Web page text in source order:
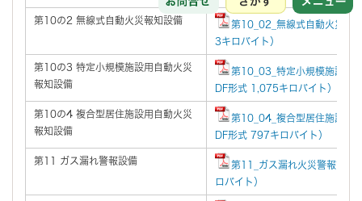
第10の2 無線式自動火災報知設備
第10_02_無線式自動火災報
3キロバイト）
第10の3 特定小規模施設用自動火災
報知設備
第10_03_特定小規模施設用
DF形式 1,075キロバイト）
第10の4 複合型居住施設用自動火災
報知設備
第10_04_複合型居住施設用
DF形式 797キロバイト）
第11 ガス漏れ警報設備
第11_ガス漏れ火災警報設備
ロバイト）